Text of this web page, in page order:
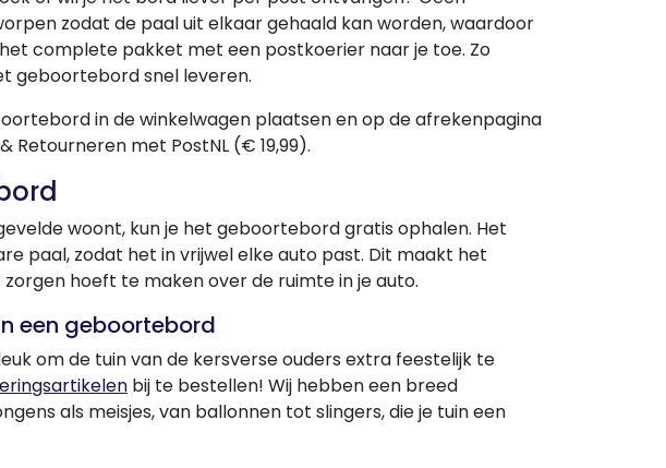
zodat de paal uit elkaar gehaald kan worden, waardoor
complete pakket met een postkoerier naar je toe. Zo
geboortebord snel leveren.
in de winkelwagen plaatsen en op de afrekenpagina
met PostNL (€ 19,99).
woont, kun je het geboortebord gratis ophalen. Het
paal, zodat het in vrijwel elke auto past. Dit maakt het
hoeft te maken over de ruimte in je auto.
een geboortebord
om de tuin van de kersverse ouders extra feestelijk te
bij te bestellen! Wij hebben een breed
als meisjes, van ballonnen tot slingers, die je tuin een